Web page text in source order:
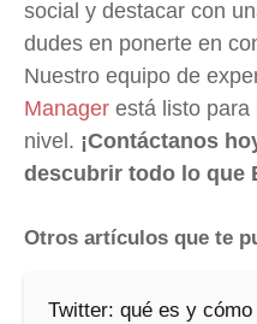
social y destacar con
dudes en ponerte en
Nuestro equipo de
Manager está listo para
nivel. ¡Contáctanos
descubrir todo lo que
Otros artículos que te
Twitter: qué es y